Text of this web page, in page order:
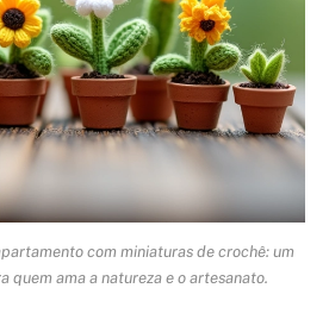
com miniaturas de crochê: um
quem ama a natureza e o artesanato.